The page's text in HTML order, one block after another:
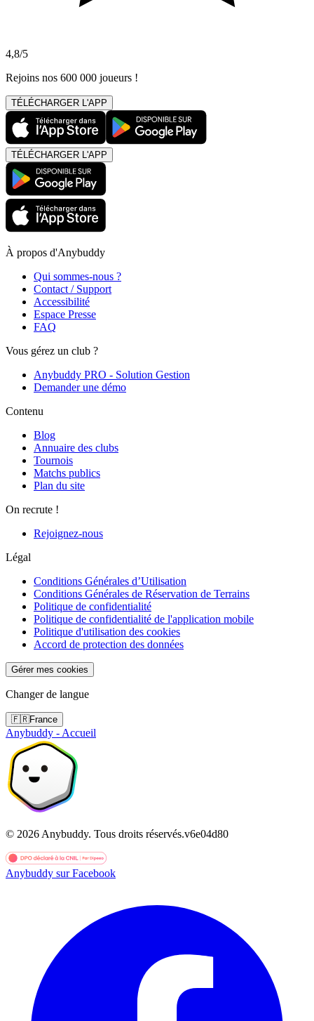
4,8/5
Rejoins nos 600 000 joueurs !
TÉLÉCHARGER L'APP
TÉLÉCHARGER L'APP
À propos d'Anybuddy
Qui sommes-nous ?
Contact / Support
Accessibilité
Espace Presse
FAQ
Vous gérez un club ?
Anybuddy PRO - Solution Gestion
Demander une démo
Contenu
Blog
Annuaire des clubs
Tournois
Matchs publics
Plan du site
On recrute !
Rejoignez-nous
Légal
Conditions Générales d’Utilisation
Conditions Générales de Réservation de Terrains
Politique de confidentialité
Politique de confidentialité de l'application mobile
Politique d'utilisation des cookies
Accord de protection des données
Gérer mes cookies
Changer de langue
🇫🇷France
Anybuddy - Accueil
© 2026 Anybuddy. Tous droits réservés.v6e04d80
Anybuddy sur Facebook